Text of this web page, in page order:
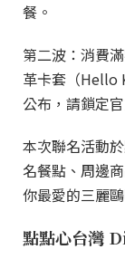
餐。
第二波：消費
革卡套（Hello
公布，請鎖定
本次聯名活動
名餐點、周邊
你最愛的三麗
點點心台灣